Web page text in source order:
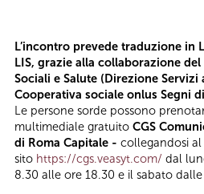
L’incontro prevede traduzione in
LIS, grazie alla collaborazione
Sociali e Salute (Direzione Servizi
Cooperativa sociale onlus Segni
Le persone sorde possono
multimediale gratuito CGS
di Roma Capitale - collegandosi al
sito https://cgs.veasyt.com/ dal
8.30 alle ore 18.30 e il sabato